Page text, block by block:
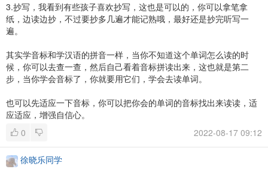
3.抄写，我看到有些孩子喜欢抄写，这也是可以的，你可以拿笔拿
纸，边读边抄，不过要抄多几遍才能记熟哦，最好还是抄完听写一
遍。
其实学音标和学汉语的拼音一样，当你不知道这个单词怎么读的时
候，你可以去查一查，然后自己看着音标拼读出来，这也就是第二
步，当你学会音标了，你就要用它们，学会去读单词。
也可以先适应一下音标，你可以把你会的单词的音标找出来读读，适
应适应，增强自信心。
0
2022-08-17 09:12
徐晓乐同学